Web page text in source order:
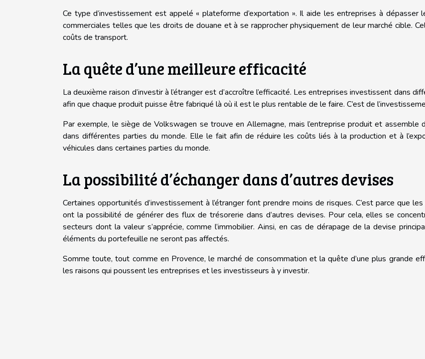
Ce type d’investissement est appelé « plateforme d’exportation ». Il aide les entreprises à dépasser
commerciales telles que les droits de douane et à se rapprocher physiquement de leur marché cible.
coûts de transport.
La quête d’une meilleure efficacité
La deuxième raison d’investir à l’étranger est d’accroître l’efficacité. Les entreprises investissent dans
afin que chaque produit puisse être fabriqué là où il est le plus rentable de le faire. C’est de
Par exemple, le siège de Volkswagen se trouve en Allemagne, mais l’entreprise produit et assemble
dans différentes parties du monde. Elle le fait afin de réduire les coûts liés à la production et à
véhicules dans certaines parties du monde.
La possibilité d’échanger dans d’autres devises
Certaines opportunités d’investissement à l’étranger font prendre moins de risques. C’est parce que
ont la possibilité de générer des flux de trésorerie dans d’autres devises. Pour cela, elles se
secteurs dont la valeur s’apprécie, comme l’immobilier. Ainsi, en cas de dérapage de la devise
éléments du portefeuille ne seront pas affectés.
Somme toute, tout comme en Provence, le marché de consommation et la quête d’une plus grande
les raisons qui poussent les entreprises et les investisseurs à y investir.